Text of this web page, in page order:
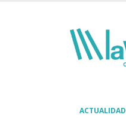
ACTUALIDAD